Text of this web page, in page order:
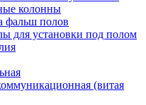
колонны
фальш полов
для установки под полом
(витая